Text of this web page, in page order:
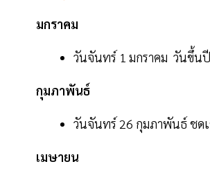
มกราคม
วันจันทร์ 1 มกราคม วันขึ้น
กุมภาพันธ์
วันจันทร์ 26 กุมภาพันธ์ ชด
เมษายน